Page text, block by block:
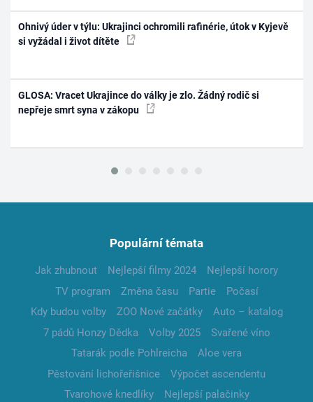
Ohnivý úder v týlu: Ukrajinci ochromili rafinérie, útok v Kyjevě
si vyžádal i život dítěte
GLOSA: Vracet Ukrajince do války je zlo. Žádný rodič si
nepřeje smrt syna v zákopu
Populární témata
Jak zhubnout Nejlepší filmy 2024
Nejlepší horory
TV program
Změna času Partie
Počasí
Kdy budou volby
ZOO Nové začátky
Auto – katalog
7 pádů Honzy Dědka
Volby 2025
Svařené víno
Tatarák podle Pohlreicha
Aloe vera
Pěstování lichořeřišnice
Výpočet ascendentu
Tvarohové knedlíky
Nejlepší palačinky